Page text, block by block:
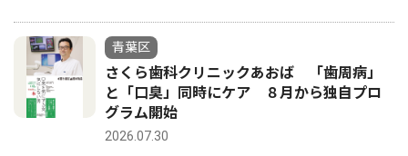
青葉区
さくら歯科クリニックあおば 「歯周病」
と「口臭」同時にケア ８月から独自プロ
グラム開始
2026.07.30